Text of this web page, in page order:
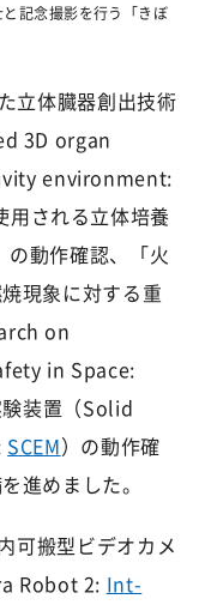
記念撮影を行う「きぼ
立体臓器創出技術
3D organ
environment:
用される立体培養
の動作確認、「火
現象に対する重
on
in Space:
験装置（Solid
SCEM）の動作確
進めました。
可搬型ビデオカメ
Robot 2: Int-